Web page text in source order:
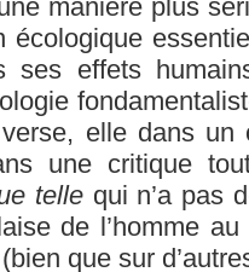
manière plus
écologique
ses effets
elle dans un
une critique
telle qui n’a pas
de l’homme
que sur